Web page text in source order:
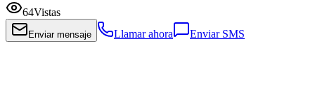
64Vistas
Enviar mensaje Llamar ahora Enviar SMS